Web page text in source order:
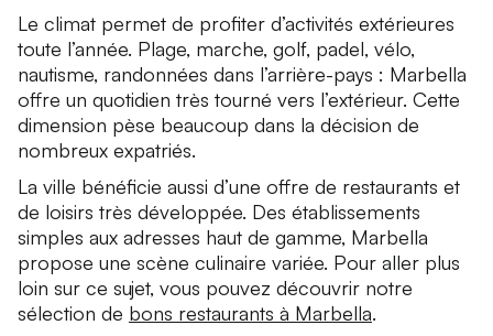
Le climat permet de profiter d’activités extérieures
toute l’année. Plage, marche, golf, padel, vélo,
nautisme, randonnées dans l’arrière-pays : Marbella
offre un quotidien très tourné vers l’extérieur. Cette
dimension pèse beaucoup dans la décision de
nombreux expatriés.
La ville bénéficie aussi d’une offre de restaurants et
de loisirs très développée. Des établissements
simples aux adresses haut de gamme, Marbella
propose une scène culinaire variée. Pour aller plus
loin sur ce sujet, vous pouvez découvrir notre
sélection de bons restaurants à Marbella.